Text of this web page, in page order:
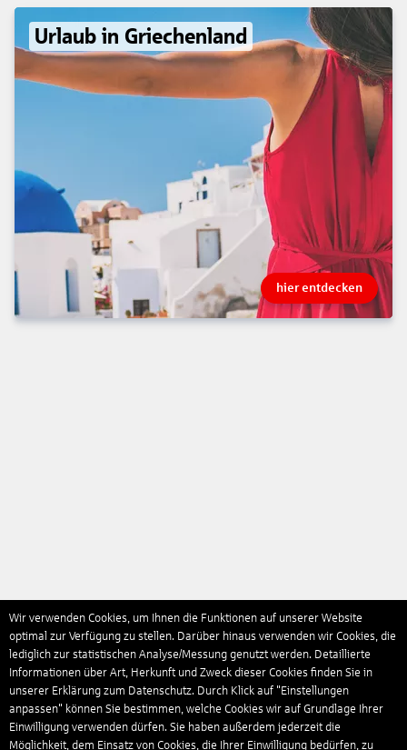
Urlaub in Griechenland
hier entdecken
Wir verwenden Cookies, um Ihnen die Funktionen auf unserer Website
optimal zur Verfügung zu stellen. Darüber hinaus verwenden wir Cookies, die
lediglich zur statistischen Analyse/Messung genutzt werden. Detaillierte
Informationen über Art, Herkunft und Zweck dieser Cookies finden Sie in
unserer Erklärung zum Datenschutz. Durch Klick auf "Einstellungen
anpassen" können Sie bestimmen, welche Cookies wir auf Grundlage Ihrer
Einwilligung verwenden dürfen. Sie haben außerdem jederzeit die
Möglichkeit, dem Einsatz von Cookies, die Ihrer Einwilligung bedürfen, zu